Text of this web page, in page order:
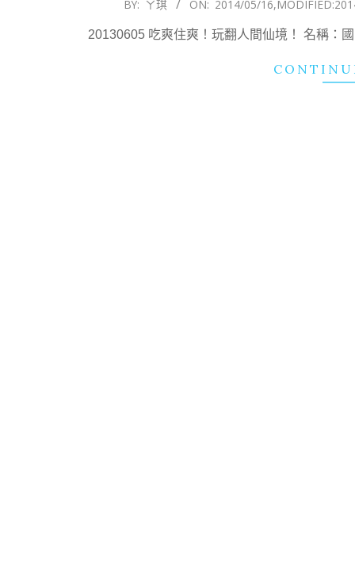
BY: ㄚ琪 ON: 2014/05/16,MODIFIED:
20130605 吃爽住爽！玩翻人間仙境！ 名稱：